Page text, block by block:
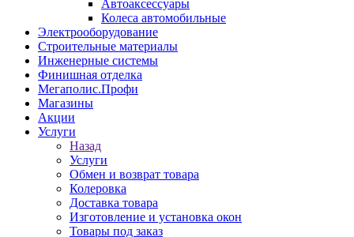
Автоаксессуары
Колеса автомобильные
Электрооборудование
Строительные материалы
Инженерные системы
Финишная отделка
Мегаполис.Профи
Магазины
Акции
Услуги
Назад
Услуги
Обмен и возврат товара
Колеровка
Доставка товара
Изготовление и установка окон
Товары под заказ